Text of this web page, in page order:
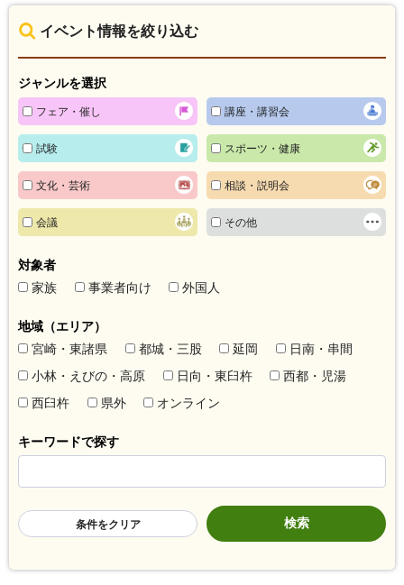
イベント情報を絞り込む
ジャンルを選択
フェア・催し 講座・講習会
試験 スポーツ・健康
文化・芸術 相談・説明会
会議 その他
対象者
家族
事業者向け 外国人
地域（エリア）
宮崎・東諸県
都城・三股 延岡
日南・串間
小林・えびの・高原
日向・東臼杵
西都・児湯
西臼杵
県外 オンライン
キーワードで探す
条件をクリア